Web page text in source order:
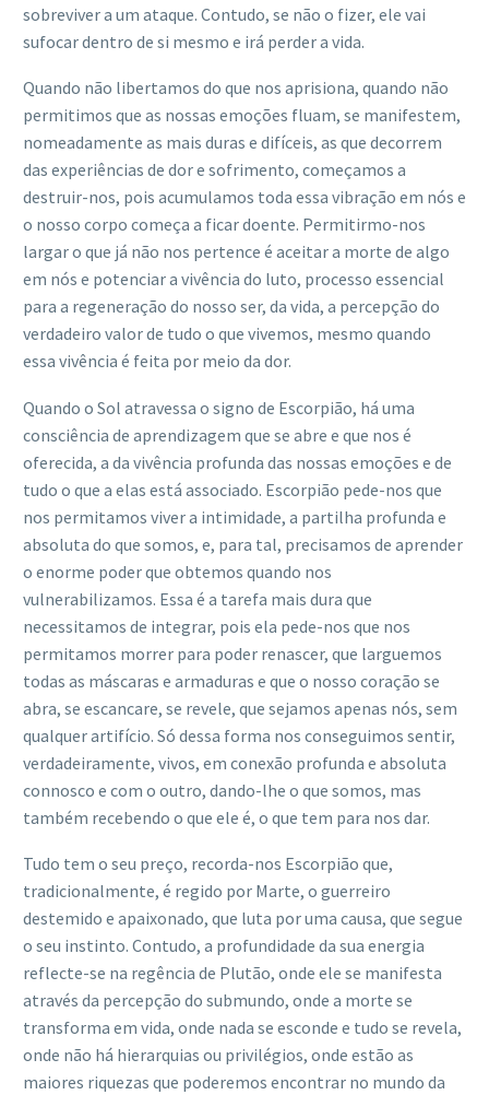
sobreviver a um ataque. Contudo, se não o fizer, ele vai
sufocar dentro de si mesmo e irá perder a vida.
Quando não libertamos do que nos aprisiona, quando não
permitimos que as nossas emoções fluam, se manifestem,
nomeadamente as mais duras e difíceis, as que decorrem
das experiências de dor e sofrimento, começamos a
destruir-nos, pois acumulamos toda essa vibração em nós e
o nosso corpo começa a ficar doente. Permitirmo-nos
largar o que já não nos pertence é aceitar a morte de algo
em nós e potenciar a vivência do luto, processo essencial
para a regeneração do nosso ser, da vida, a percepção do
verdadeiro valor de tudo o que vivemos, mesmo quando
essa vivência é feita por meio da dor.
Quando o Sol atravessa o signo de Escorpião, há uma
consciência de aprendizagem que se abre e que nos é
oferecida, a da vivência profunda das nossas emoções e de
tudo o que a elas está associado. Escorpião pede-nos que
nos permitamos viver a intimidade, a partilha profunda e
absoluta do que somos, e, para tal, precisamos de aprender
o enorme poder que obtemos quando nos
vulnerabilizamos. Essa é a tarefa mais dura que
necessitamos de integrar, pois ela pede-nos que nos
permitamos morrer para poder renascer, que larguemos
todas as máscaras e armaduras e que o nosso coração se
abra, se escancare, se revele, que sejamos apenas nós, sem
qualquer artifício. Só dessa forma nos conseguimos sentir,
verdadeiramente, vivos, em conexão profunda e absoluta
connosco e com o outro, dando-lhe o que somos, mas
também recebendo o que ele é, o que tem para nos dar.
Tudo tem o seu preço, recorda-nos Escorpião que,
tradicionalmente, é regido por Marte, o guerreiro
destemido e apaixonado, que luta por uma causa, que segue
o seu instinto. Contudo, a profundidade da sua energia
reflecte-se na regência de Plutão, onde ele se manifesta
através da percepção do submundo, onde a morte se
transforma em vida, onde nada se esconde e tudo se revela,
onde não há hierarquias ou privilégios, onde estão as
maiores riquezas que poderemos encontrar no mundo da